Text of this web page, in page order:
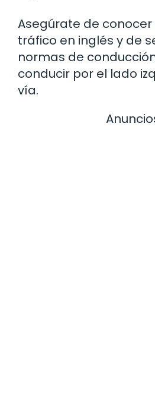
Asegúrate de
tráfico en inglés y de
normas de
conducir por el lado
vía.